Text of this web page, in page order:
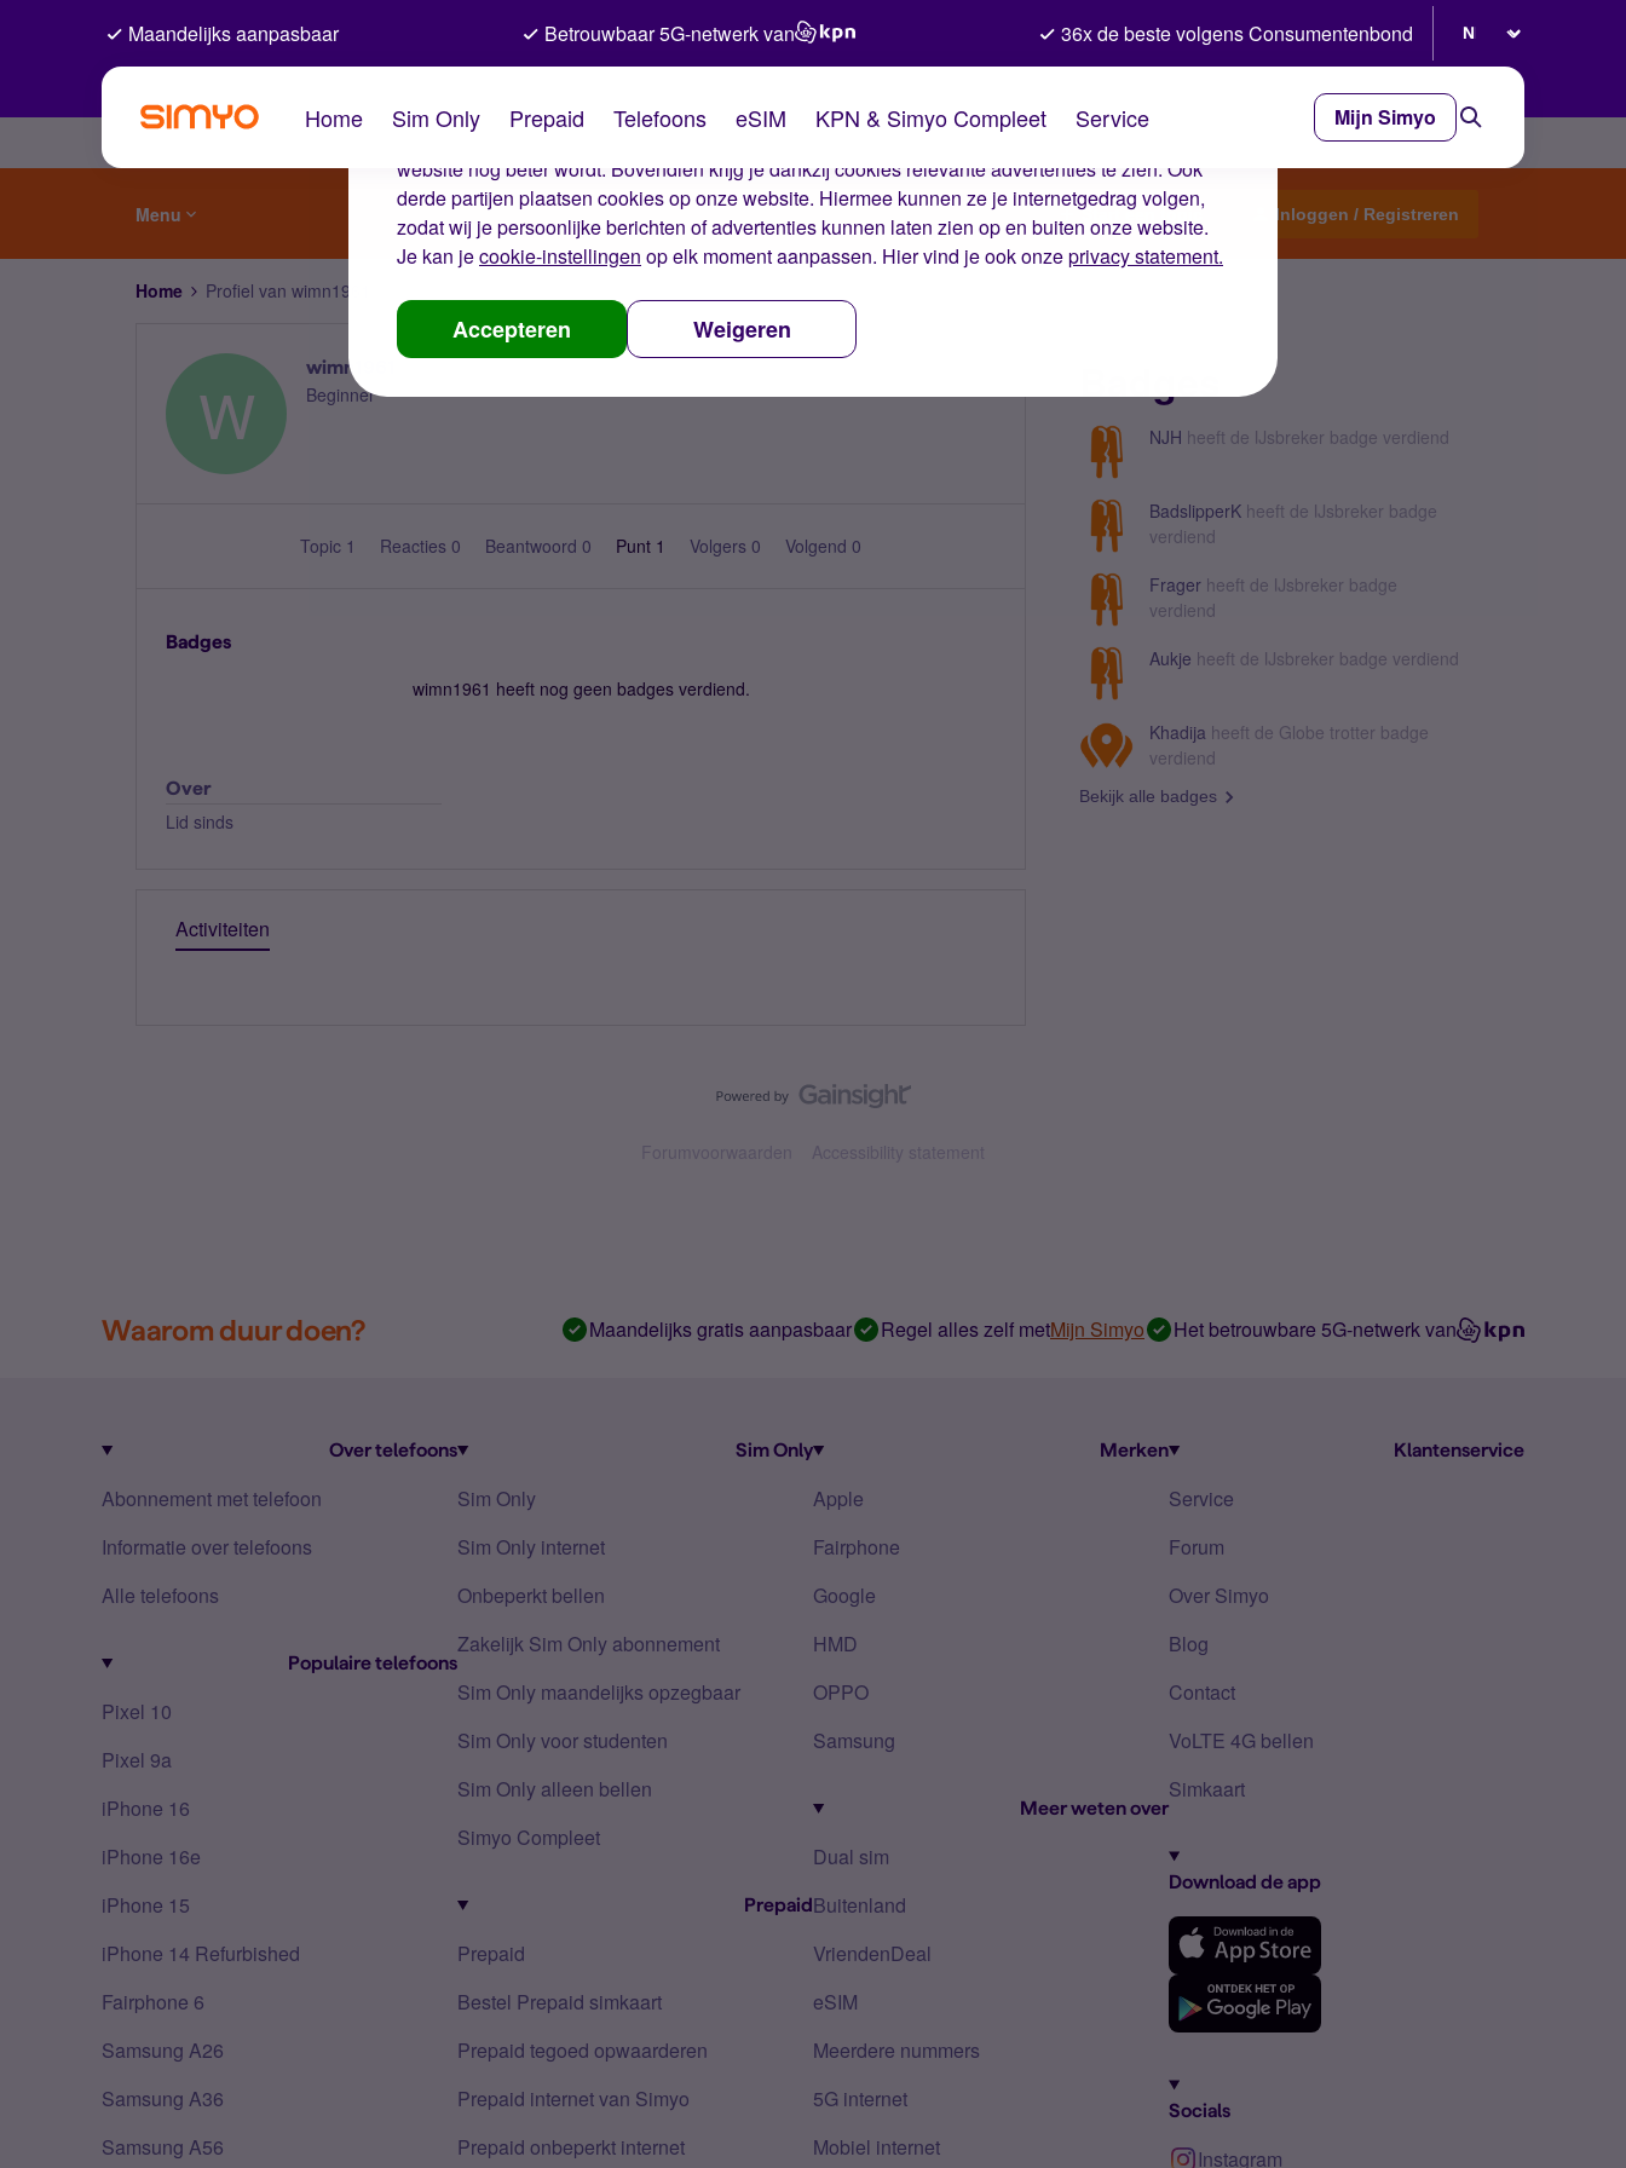
De cookies van Simyo
Wij gebruiken cookies op onze website. Met deze cookies zorgen wij ervoor dat je ervaring op de
website nog beter wordt. Bovendien krijg je dankzij cookies relevante advertenties te zien. Ook
derde partijen plaatsen cookies op onze website. Hiermee kunnen ze je internetgedrag volgen,
zodat wij je persoonlijke berichten of advertenties kunnen laten zien op en buiten onze website.
Je kan jecookie-instellingen op elk moment aanpassen. Hier vind je ook onzeprivacy statement.
Accepteren Weigeren
Maandelijks aanpasbaar Betrouwbaar 5G-netwerk van 36x de beste volgens Consumentenbond
Home Sim Only Prepaid Telefoons eSIM KPN & Simyo Compleet Service Mijn Simyo
Menu Start een topic Inloggen / Registreren
Home Profiel van wimn1961
W
wimn1961
Beginner
Topic 1 Reacties 0 Beantwoord 0 Punt 1 Volgers 0 Volgend 0
Badges
wimn1961 heeft nog geen badges verdiend.
Over
Lid sinds
Activiteiten
NJH heeft de IJsbreker badge verdiend
BadslipperK heeft de IJsbreker badge
verdiend
Frager heeft de IJsbreker badge
verdiend
Aukje heeft de IJsbreker badge verdiend
Khadija heeft de Globe trotter badge
verdiend
Bekijk alle badges
Forumvoorwaarden Accessibility statement
Waarom duur doen? Maandelijks gratis aanpasbaar Regel alles zelf metMijn Simyo Het betrouwbare 5G-netwerk van
Over telefoons
Abonnement met telefoon
Informatie over telefoons
Alle telefoons
Populaire telefoons
Pixel 10
Pixel 9a
iPhone 16
iPhone 16e
iPhone 15
iPhone 14 Refurbished
Fairphone 6
Samsung A26
Samsung A36
Samsung A56
Sim Only
Sim Only
Sim Only internet
Onbeperkt bellen
Zakelijk Sim Only abonnement
Sim Only maandelijks opzegbaar
Sim Only voor studenten
Sim Only alleen bellen
Simyo Compleet
Prepaid
Prepaid
Bestel Prepaid simkaart
Prepaid tegoed opwaarderen
Prepaid internet van Simyo
Prepaid onbeperkt internet
Merken
Apple
Fairphone
Google
HMD
OPPO
Samsung
Meer weten over
Dual sim
Buitenland
VriendenDeal
eSIM
Meerdere nummers
5G internet
Mobiel internet
Klantenservice
Service
Forum
Over Simyo
Blog
Contact
VoLTE 4G bellen
Simkaart
Download de app
Socials
Instagram